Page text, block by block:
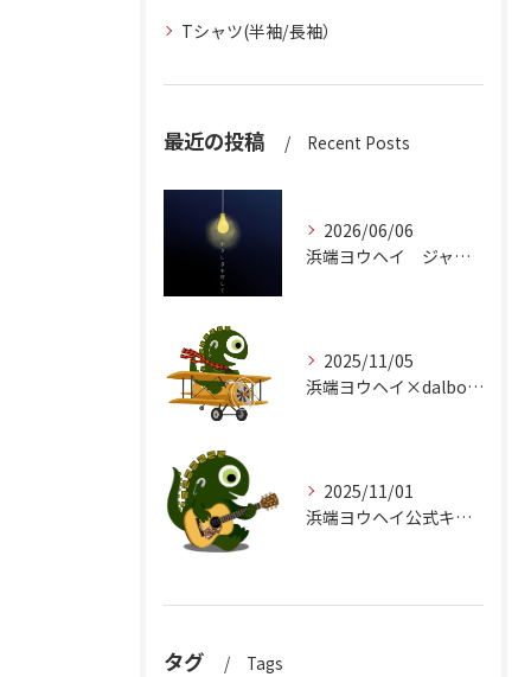
Tシャツ(半袖/長袖）
最近の投稿 Recent Posts
2026/06/06
浜端ヨウヘイ ジャケットデザイン
2025/11/05
浜端ヨウヘイ×dalbo511コラボTシャツrelease
2025/11/01
浜端ヨウヘイ公式キャラクター『バタやん』
タグ Tags